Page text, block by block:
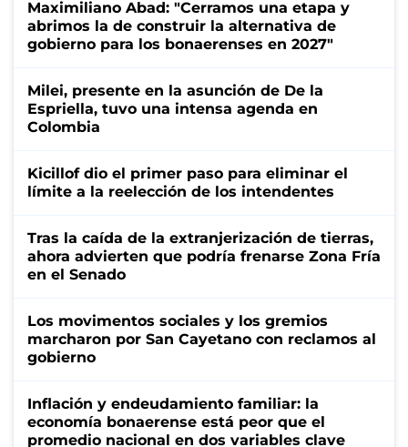
Maximiliano Abad: "Cerramos una etapa y
abrimos la de construir la alternativa de
gobierno para los bonaerenses en 2027"
Milei, presente en la asunción de De la
Espriella, tuvo una intensa agenda en
Colombia
Kicillof dio el primer paso para eliminar el
límite a la reelección de los intendentes
Tras la caída de la extranjerización de tierras,
ahora advierten que podría frenarse Zona Fría
en el Senado
Los movimentos sociales y los gremios
marcharon por San Cayetano con reclamos al
gobierno
Inflación y endeudamiento familiar: la
economía bonaerense está peor que el
promedio nacional en dos variables clave